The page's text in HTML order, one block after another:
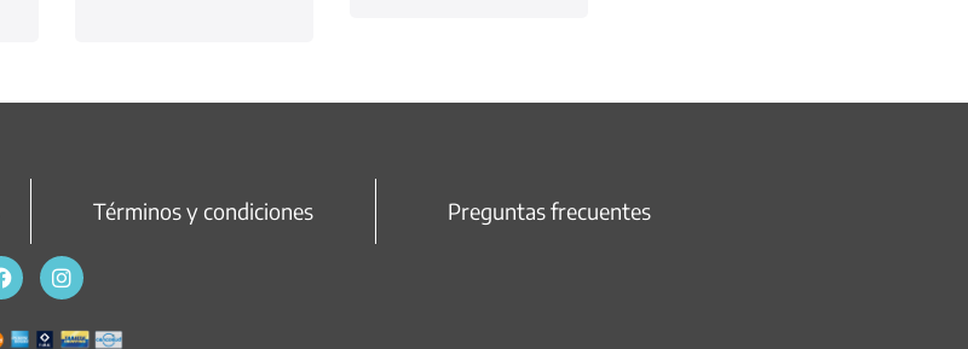
Términos y condiciones Preguntas frecuentes